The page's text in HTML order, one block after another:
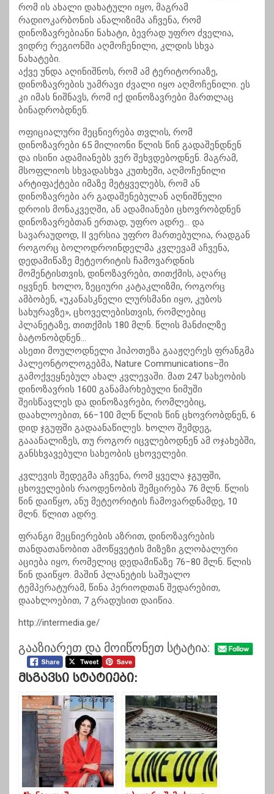
რომ ის ახალი დახატული იყო, მაგრამ
რადიოკარბონის ანალიზიმა აჩვენა, რომ
დინოზავრებიანი ნახატი, ბევრად უფრო ძველია,
ვიდრე რეგიონში აღმოჩენილი, კლდის სხვა
ნახატები.
აქვე უნდა აღინიშნოს, რომ ამ ტერიტორიაზე,
დინოზავრების უამრავი ძვალი იყო აღმოჩენილი. ეს
კი იმას ნიშნავს, რომ იქ დინოზავრები მართლაც
ბინადრობდნენ.
ოფიციალური მეცნიერება თვლის, რომ
დინოზავრები 65 მილიონი წლის წინ გადაშენდნენ
და ისინი ადამიანებს ვერ შეხვდებოდნენ. მაგრამ,
მსოფლიოს სხვადასხვა კუთხეში, აღმოჩენილი
არტიფაქტები იმაზე მეტყველებს, რომ ან
დინოზავრები არ გადაშენებულან აღნიშნული
დროის მონაკვეღში, ან ადამიანები ცხოვრობდნენ
დინოზავრებთან ერთად, უფრო ადრე… და
სავარაუდოდ, II ვერსია უფრო მართებულია, რადგან
როგორც ბოლოდროინდელმა კვლევამ აჩვენა,
დედამიწაზე მეტეორიტის ჩამოვარდნის
მომენტისთვის, დინოზავრები, თითქმის, აღარც
იყვნენ. ხოლო, ზეციური კატაკლიზმი, როგორც
ამბობენ, «უკანასკნელი ლურსმანი იყო, კუბოს
სახურავზე», ცხოველებისთვის, რომლებიც
პლანეტაზე, თითქმის 180 მლნ. წლის მანძილზე
ბატონობდნენ…
ასეთი მოულოდნელი ჰიპოთეზა გააჟღერეს ფრანგმა
პალეონტოლოგებმა, Nature Communications–ში
გამოქვეყნებულ ახალ კვლევაში. მათ 247 სახეობის
დინოზავრის 1600 განამარხებული ნიმუში
შეისწავლეს და დინოზავრები, რომლებიც,
დაახლოებით, 66−100 მლნ წლის წინ ცხოვრობდნენ, 6
დიდ ჯგუფში გადაანაწილეს. ხოლო შემდეგ,
გააანალიზეს, თუ როგორ იცვლებოდნენ ამ ოჯახებში,
განსხვავებული სახეობის ცხოველები.
კვლევის შედეგმა აჩვენა, რომ ყველა ჯგუფში,
ცხოველების რაოდენობის შემცირება 76 მლნ. წლის
წინ დაიწყო, ანუ მეტეორიტის ჩამოვარდნამდე, 10
მლნ. წლით ადრე.
ფრანგი მეცნიერების აზრით, დინოზავრების
თანდათანობით ამოწყვეტის მიზეზი გლობალური
აციება იყო, რომელიც დედამიწაზე 76−80 მლნ. წლის
წინ დაიწყო. მაშინ პლანეტის საშუალო
ტემპერატურამ, წინა პერიოდთან შედარებით,
დაახლოებით, 7 გრადუსით დაიწია.
http://intermedia.ge/
გააზიარეთ და მოიწონეთ სტატია:
Მსგავსი Სტატიები: